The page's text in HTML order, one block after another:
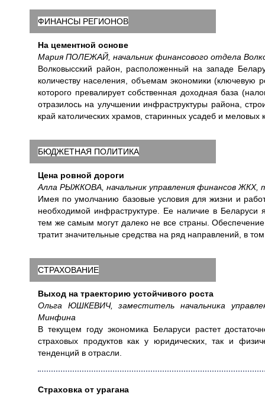
ФИНАНСЫ РЕГИОНОВ
На цементной основе
Мария ПОЛЕЖАЙ, начальник финансового отдела
Волковысский район, расположенный на западе
количеству населения, объемам экономики
которого превалирует собственная доходная база
отразилось на улучшении инфраструктуры района,
край католических храмов, старинных усадеб и
БЮДЖЕТНАЯ ПОЛИТИКА
Цена ровной дороги
Алла РЫЖКОВА, начальник управления финансов ЖКХ,
Имея по умолчанию базовые условия для жизни и
необходимой инфраструктуре. Ее наличие в Беларуси
тем же самым могут далеко не все страны.
тратит значительные средства на ряд направлений, в
СТРАХОВАНИЕ
Выход на траекторию устойчивого роста
Ольга ЮШКЕВИЧ, заместитель начальника
Минфина
В текущем году экономика Беларуси растет
страховых продуктов как у юридических, так и
тенденций в отрасли.
Страховка от урагана